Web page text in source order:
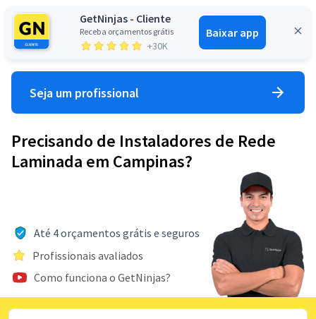
GetNinjas - Cliente
Receba orçamentos grátis
+30K
Baixar app
Entrar
Seja um profissional
Precisando de Instaladores de Rede
Laminada em Campinas?
Até 4 orçamentos grátis e seguros
Profissionais avaliados
Como funciona o GetNinjas?